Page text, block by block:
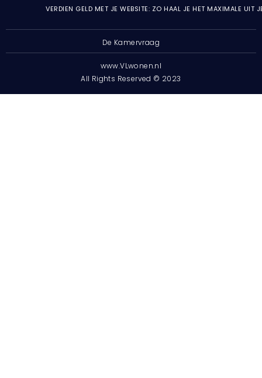
VERDIEN GELD MET JE WEBSITE: ZO HAAL JE HET MAXIMALE UIT
De Kamervraag
www.VLwonen.nl
All Rights Reserved © 2023